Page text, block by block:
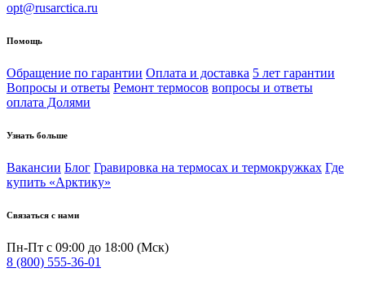
opt@rusarctica.ru
Помощь
Обращение по гарантии Оплата и доставка 5 лет гарантии
Вопросы и ответы Ремонт термосов вопросы и ответы
оплата Долями
Узнать больше
Вакансии Блог Гравировка на термосах и термокружках Где
купить «Арктику»
Связаться с нами
Пн-Пт с 09:00 до 18:00 (Мск)
8 (800) 555-36-01